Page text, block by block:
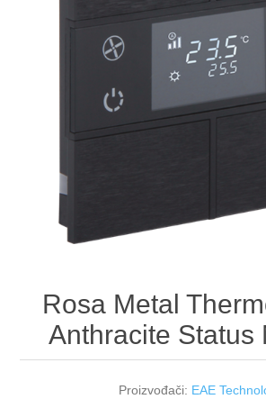
Rosa Metal
Anthracite Status
Proizvođači: EAE